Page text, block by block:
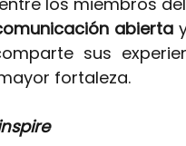
abierta
sus
fortaleza.